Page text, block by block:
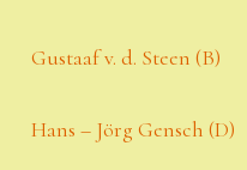
Gustaaf v. d. Steen (B)
Hans – Jörg Gensch (D)